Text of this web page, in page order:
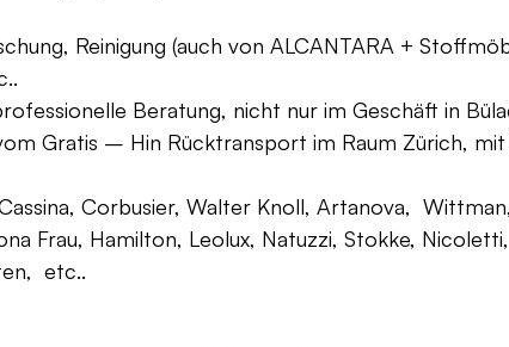
Reinigung (auch von ALCANTARA +
Beratung, nicht nur im Geschäft in
Gratis – Hin Rücktransport im Raum Zürich,
Corbusier, Walter Knoll, Artanova,
Frau, Hamilton, Leolux, Natuzzi, Stokke,
etc..